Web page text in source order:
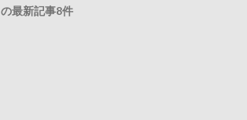
の最新記事8件